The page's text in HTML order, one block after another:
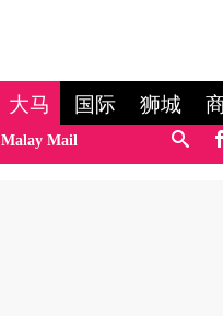
大马 国际 狮城
Malay Mail